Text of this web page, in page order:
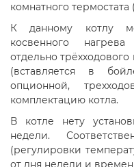
комнатного
К данному котлу
косвенного
отдельно
(вставляется в
опционной,
комплектацию котла.
В котле нету
недели.
(регулировки
от дня недели и